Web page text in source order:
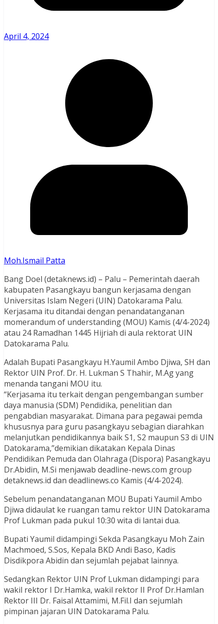
April 4, 2024
Moh.Ismail Patta
Bang Doel (detaknews.id) – Palu – Pemerintah daerah
kabupaten Pasangkayu bangun kerjasama dengan
Universitas Islam Negeri (UIN) Datokarama Palu.
Kerjasama itu ditandai dengan penandatanganan
momerandum of understanding (MOU) Kamis (4/4-2024)
atau 24 Ramadhan 1445 Hijriah di aula rektorat UIN
Datokarama Palu.
Adalah Bupati Pasangkayu H.Yaumil Ambo Djiwa, SH dan
Rektor UIN Prof. Dr. H. Lukman S Thahir, M.Ag yang
menanda tangani MOU itu.
“Kerjasama itu terkait dengan pengembangan sumber
daya manusia (SDM) Pendidika, penelitian dan
pengabdian masyarakat. Dimana para pegawai pemda
khususnya para guru pasangkayu sebagian diarahkan
melanjutkan pendidikannya baik S1, S2 maupun S3 di UIN
Datokarama,”demikian dikatakan Kepala Dinas
Pendidikan Pemuda dan Olahraga (Dispora) Pasangkayu
Dr.Abidin, M.Si menjawab deadline-news.com group
detaknews.id dan deadlinews.co Kamis (4/4-2024).
Sebelum penandatanganan MOU Bupati Yaumil Ambo
Djiwa didaulat ke ruangan tamu rektor UIN Datokarama
Prof Lukman pada pukul 10:30 wita di lantai dua.
Bupati Yaumil didampingi Sekda Pasangkayu Moh Zain
Machmoed, S.Sos, Kepala BKD Andi Baso, Kadis
Disdikpora Abidin dan sejumlah pejabat lainnya.
Sedangkan Rektor UIN Prof Lukman didampingi para
wakil rektor I Dr.Hamka, wakil rektor II Prof Dr.Hamlan
Rektor III Dr. Faisal Attamimi, M.Fil.I dan sejumlah
pimpinan jajaran UIN Datokarama Palu.